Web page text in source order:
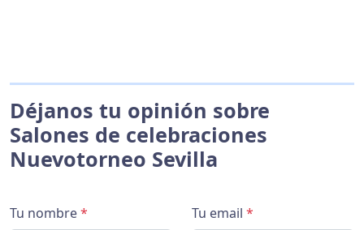
Déjanos tu opinión sobre
Salones de celebraciones
Nuevotorneo Sevilla
Tu nombre* Tu email *